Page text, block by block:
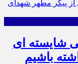
شایسته ای
باشیم